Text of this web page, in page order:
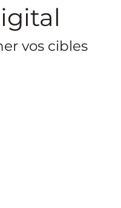
vos cibles